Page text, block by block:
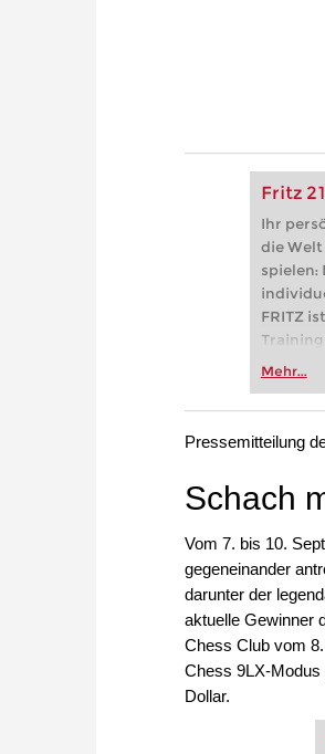
Fritz 21
Ihr
die
spielen:
FRITZ
zuvor.
Mehr...
Pressemitteilung
Schach
Vom 7. bis 10.
gegeneinander
darunter der
aktuelle Gewinner
Chess Club vom
Chess 9LX-Modus
Dollar.